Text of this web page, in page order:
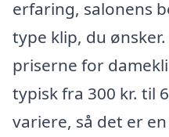
erfaring, salonens
type klip, du
priserne for
typisk fra 300 kr. til
variere, så det er